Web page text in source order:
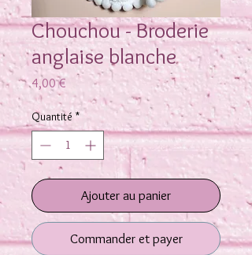
Chouchou - Broderie
anglaise blanche
4,00 € Prix
Quantité *
Ajouter au panier
Commander et payer